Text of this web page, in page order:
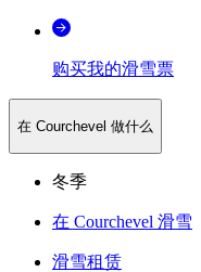
购买我的滑雪票
在 Courchevel 做什么
冬季
在 Courchevel 滑雪
滑雪租赁